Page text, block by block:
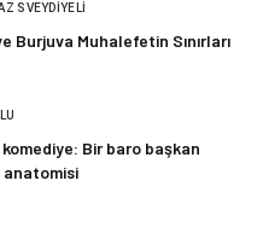
SVEYDIYELI
Burjuva Muhalefetin Sınırları
Bir baro başkan
anatomisi